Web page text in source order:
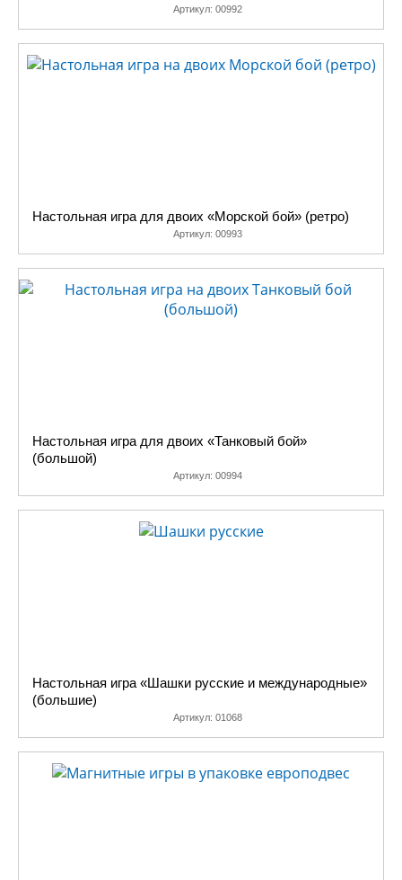
Артикул: 00992
Настольная игра для двоих «Морской бой» (ретро)
Артикул: 00993
Настольная игра для двоих «Танковый бой»
(большой)
Артикул: 00994
Настольная игра «Шашки русские и международные»
(большие)
Артикул: 01068